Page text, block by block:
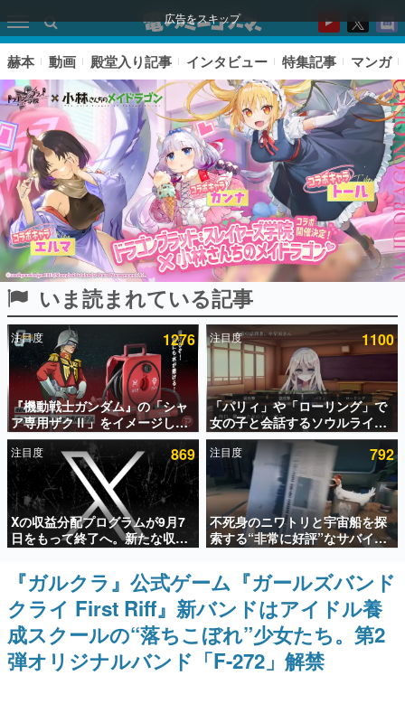
広告をスキップ
ピックアップ
電ファミのいま読まれている記事ランキング
アプリセール情報
インタビュー
連載・特集一覧
殿堂入り記事
SNS拡散数が数千以上！ ページビュー数万以上！ などな
ど。多くの人々に読まれた、電ファミ渾身の“殿堂入り”記
事をまとめました。
ゲームの企画書
名作ゲームクリエイターの方々に製作時のエピソードをお
聞きし、ヒットする企画（ゲーム）とは何か？を探ってい
赫本
この物語を解いてはいけない。『赫本』は、〈試験問題〉
赫本 動画 殿堂入り記事 インタビュー 特集記事 マンガ
いま読まれている記事
注目度 1276
『機動戦士ガンダム』の「シャ
ア専用ザクⅡ」をイメージした
散水ホースリールが予約開始。
本体にはシャアのパーソナルマ
ークやジオン公国軍のエンブレ
ム、型式番号などを配置
注目度 1100
「パリィ」や「ローリング」で
女の子と会話するソウルライク
恋愛ゲーム『小早川さんはソウ
ルライク』無料公開。返事に失
敗すると「YOU DIED」
注目度 869
Xの収益分配プログラムが9月7
日をもって終了へ。新たな収益
化制度「Original Content
Rewards Program」を発表
注目度 792
不死身のニワトリと宇宙船を探
索する“非常に好評”なサバイバ
ルゲーム『Breathedge』が無
料で配布中。入手できる期間は8
月10日まで
『ガルクラ』公式ゲーム『ガールズバンド
クライ First Riff』新バンドはアイドル養
成スクールの“落ちこぼれ”少女たち。第2
弾オリジナルバンド「F-272」解禁